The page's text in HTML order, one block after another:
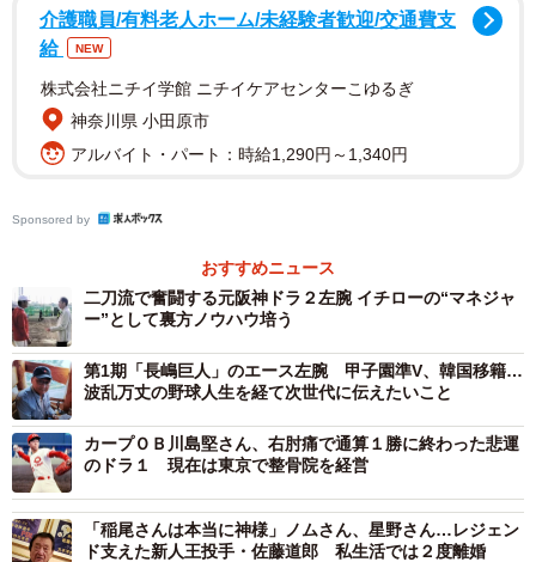
事業部で普段通り従事。そんな中、思わぬ一報が入った。
「福井保夫、投手、松下電器」。司会のパンチョ伊東さ
んが独特の声と名調子で真っ先に名前を読み上げた。周囲
が騒然となったのは言うまでもない。
「そりゃ、驚きましたよ。監督からはすぐに本社に来い
た瞬間だった。
介護職員/有料老人ホーム/未経験者歓迎/交通費支
給
NEW
株式会社ニチイ学館 ニチイケアセンターこゆるぎ
神奈川県 小田原市
アルバイト・パート：時給1,290円～1,340円
Sponsored by
おすすめニュース
二刀流で奮闘する元阪神ドラ２左腕 イチローの“マネジャ
ー”として裏方ノウハウ培う
第1期「長嶋巨人」のエース左腕 甲子園準V、韓国移籍…
波乱万丈の野球人生を経て次世代に伝えたいこと
カープＯＢ川島堅さん、右肘痛で通算１勝に終わった悲運
のドラ１ 現在は東京で整骨院を経営
「稲尾さんは本当に神様」ノムさん、星野さん…レジェン
ド支えた新人王投手・佐藤道郎 私生活では２度離婚